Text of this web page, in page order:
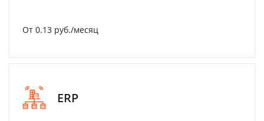
От 0.13 руб./месяц
ERP